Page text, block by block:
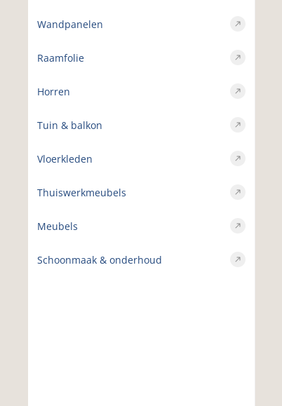
Wandpanelen
Raamfolie
Horren
Tuin & balkon
Vloerkleden
Thuiswerkmeubels
Meubels
Schoonmaak & onderhoud